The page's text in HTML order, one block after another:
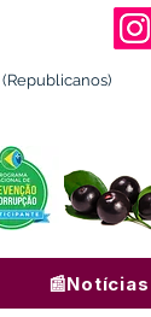
(Republicanos)
📰Notícias